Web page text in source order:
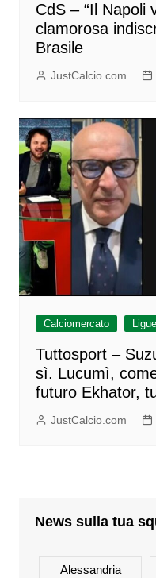
CdS – “Il Napoli
clamorosa
Brasile
JustCalcio.com
Calciomercato
Tuttosport –
sì. Lucumì,
futuro Ekhator,
JustCalcio.com
News sulla tua
Alessandria